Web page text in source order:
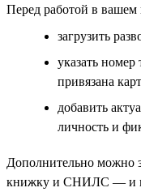
Перед работой в
загрузить
указать номер
привязана
добавить
личность и
Дополнительно можно
книжку и СНИЛС — и